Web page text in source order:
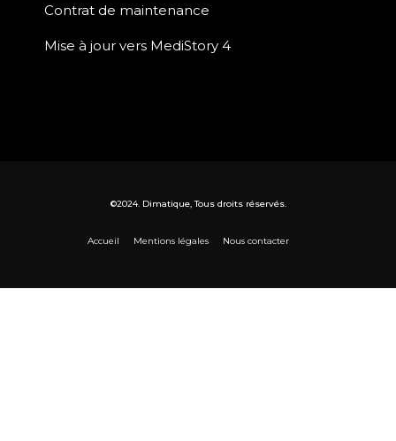
Contrat de maintenance
Mise à jour vers MediStory 4
©2024. Dimatique, Tous droits réservés.
Accueil Mentions légales Nous contacter